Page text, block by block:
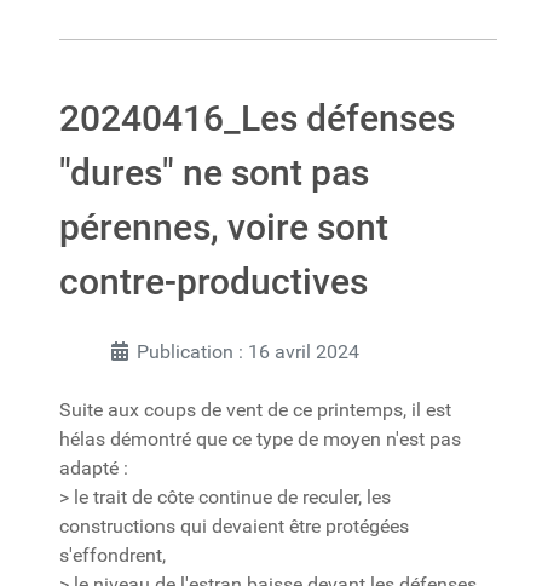
20240416_Les défenses
"dures" ne sont pas
pérennes, voire sont
contre-productives
Publication : 16 avril 2024
Suite aux coups de vent de ce printemps, il est
hélas démontré que ce type de moyen n'est pas
adapté :
> le trait de côte continue de reculer, les
constructions qui devaient être protégées
s'effondrent,